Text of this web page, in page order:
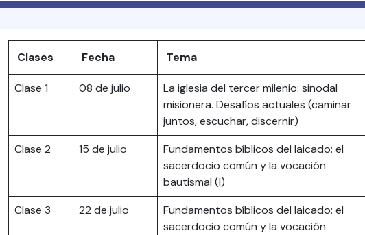
Clases Fecha Tema
Clase 1 08 de julio
La iglesia del tercer milenio: sinodal
misionera. Desafíos actuales (caminar
juntos, escuchar, discernir)
Clase 2 15 de julio
Fundamentos bíblicos del laicado: el
sacerdocio común y la vocación
bautismal (I)
Clase 3 22 de julio
Fundamentos bíblicos del laicado: el
sacerdocio común y la vocación